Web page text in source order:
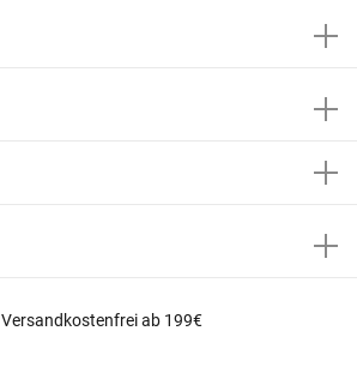
Versandkostenfrei ab 199€